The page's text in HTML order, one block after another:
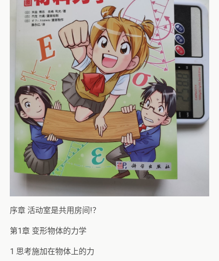
序章 活动室是共用房间!？
第1章 变形物体的力学
1 思考施加在物体上的力